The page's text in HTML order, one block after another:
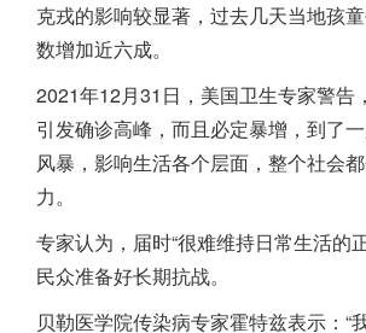
克戎的影响较显著，过去几天当地孩
数增加近六成。
2021年12月31日，美国卫生专家警告
引发确诊高峰，而且必定暴增，到了
风暴，影响生活各个层面，整个社会
力。
专家认为，届时“很难维持日常生活的
民众准备好长期抗战。
贝勒医学院传染病专家霍特兹表示：“